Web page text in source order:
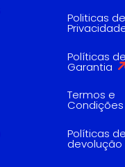
Politicas de
Políticas de
Garantia
Termos e
Condições
Políticas de
devolução